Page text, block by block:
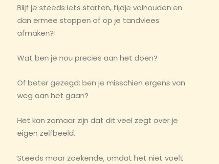
Blijf je steeds iets starten, tijdje volhouden en
dan ermee stoppen of op je tandvlees
afmaken?
Wat ben je nou precies aan het doen?
Of beter gezegd: ben je misschien ergens van
weg aan het gaan?
Het kan zomaar zijn dat dit veel zegt over je
eigen zelfbeeld.
Steeds maar zoekende, omdat het niet voelt